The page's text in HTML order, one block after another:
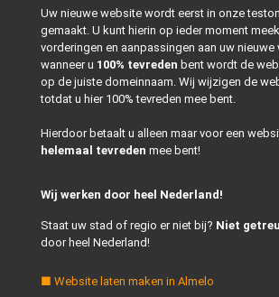
Uw nieuwe website wordt eerst in onze
gemaakt. U kunt hierin op ieder moment
vorderingen en aanpassingen aan uw nieuwe
wanneer u 100% tevreden bent wordt de
op de juiste domeinnaam. Wij wijzigen de
totdat u hier 100% tevreden mee bent.
Hierdoor betaalt u alleen maar voor een
helemaal tevreden mee bent!
Wij werken door heel Nederland!
Staat uw stad of regio er niet bij? Niet
door heel Nederland!
■ Website laten maken in Almelo